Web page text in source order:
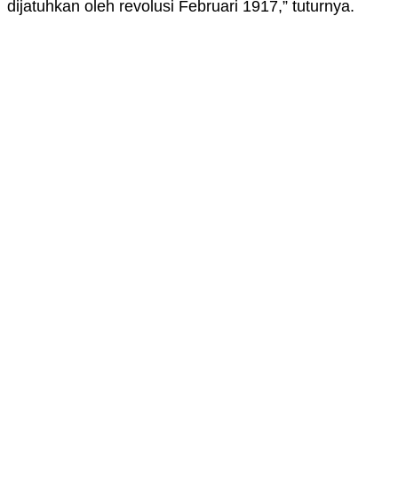
dijatuhkan oleh revolusi Februari 1917,” tuturnya.